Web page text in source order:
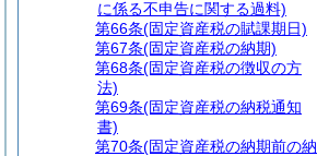
に係る不申告に関する過料)
第66条(固定資産税の賦課期日)
第67条(固定資産税の納期)
第68条(固定資産税の徴収の方
法)
第69条(固定資産税の納税通知
書)
第70条(固定資産税の納期前の納